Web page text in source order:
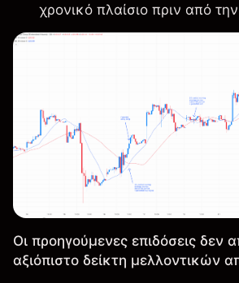
χρονικό πλαίσιο πριν από
Οι προηγούμενες επιδόσεις δεν
αξιόπιστο δείκτη μελλοντικών